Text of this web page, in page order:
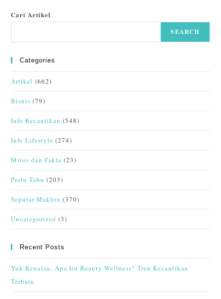
Cari Artikel
SEARCH
Categories
Artikel (662)
Bisnis (79)
Info Kecantikan (548)
Info Lifestyle (274)
Mitos dan Fakta (23)
Perlu Tahu (203)
Seputar Maklon (370)
Uncategorized (3)
Recent Posts
Yuk Kenalan, Apa Itu Beauty Wellness? Tren Kecantikan
Terbaru